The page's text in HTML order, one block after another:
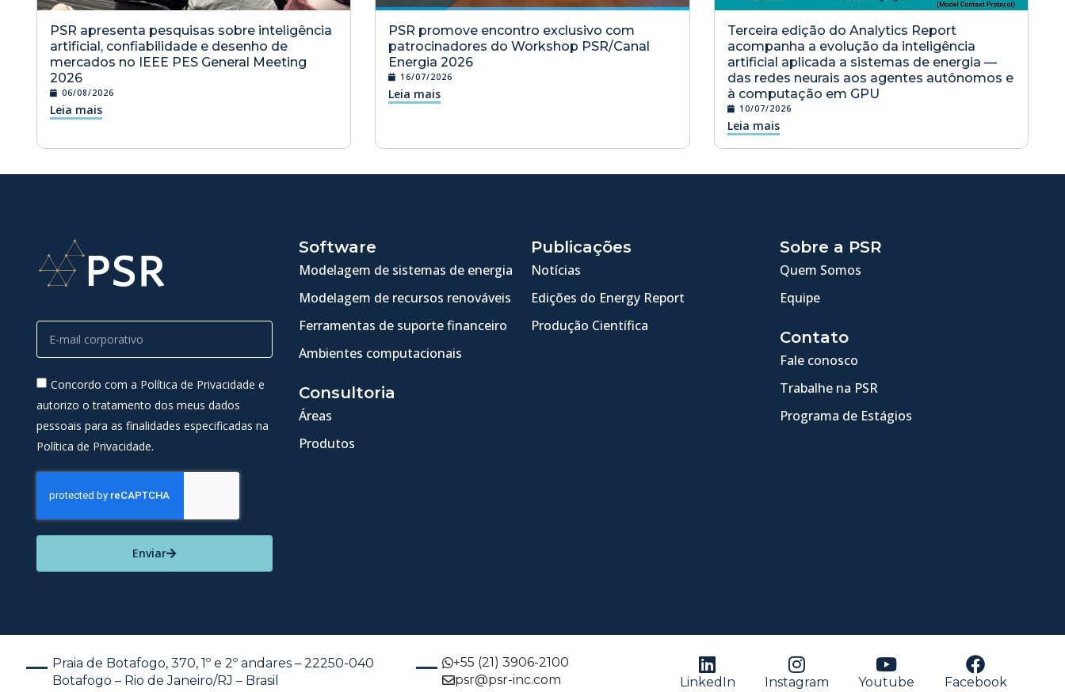
PSR apresenta pesquisas sobre inteligência
artificial, confiabilidade e desenho de
mercados no IEEE PES General Meeting
2026
06/08/2026
Leia mais
PSR promove encontro exclusivo com
patrocinadores do Workshop PSR/Canal
Energia 2026
16/07/2026
Leia mais
Terceira edição do Analytics Report
acompanha a evolução da inteligência
artificial aplicada a sistemas de energia —
das redes neurais aos agentes autônomos e
à computação em GPU
10/07/2026
Leia mais
Concordo com a Política de Privacidade e
autorizo o tratamento dos meus dados
pessoais para as finalidades especificadas na
Política de Privacidade.
Enviar
Software
Modelagem de sistemas de energia
Modelagem de recursos renováveis
Ferramentas de suporte financeiro
Ambientes computacionais
Consultoria
Áreas
Produtos
Publicações
Notícias
Edições do Energy Report
Produção Científica
Sobre a PSR
Quem Somos
Equipe
Contato
Fale conosco
Trabalhe na PSR
Programa de Estágios
Praia de Botafogo, 370, 1º e 2º andares – 22250-040
Botafogo – Rio de Janeiro/RJ – Brasil
+55 (21) 3906-2100
psr@psr-inc.com
LinkedIn Instagram Youtube Facebook